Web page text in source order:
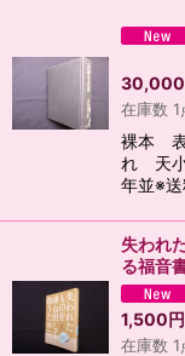
30,000
在庫数 1
裸本 表
れ 天
年並※
失われ
る福音
1,500円
在庫数 1